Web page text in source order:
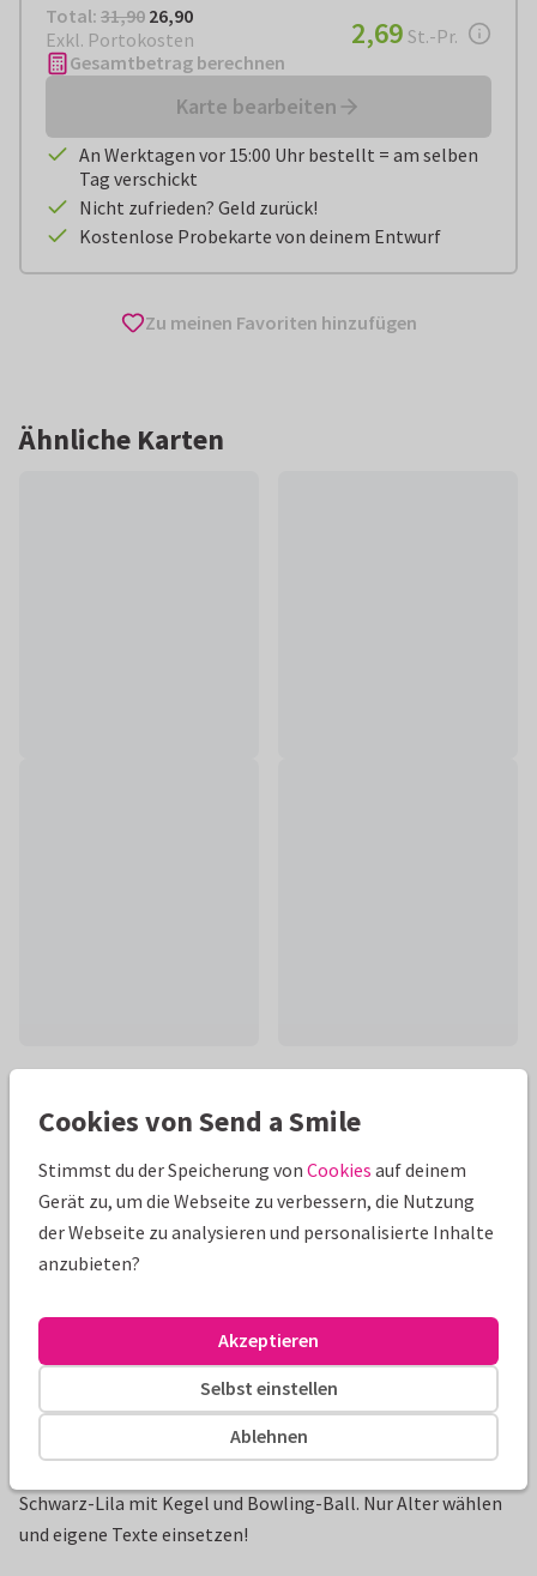
Total: € 26,90
Total: 31,90 26,90
Exkl. Portokosten
€ 2,69pro Stück
2,69 St.-Pr.
Gesamtbetrag berechnen
Karte bearbeiten
An Werktagen vor 15:00 Uhr bestellt = am selben
Tag verschickt
Nicht zufrieden? Geld zurück!
Kostenlose Probekarte von deinem Entwurf
Zu meinen Favoriten hinzufügen
Ähnliche Karten
Schöne Extras zu deiner Karte
Produktinformation
Schwarz-Lila mit Kegel und Bowling-Ball. Nur Alter wählen
und eigene Texte einsetzen!
Cookies von Send a Smile
Stimmst du der Speicherung von Cookies auf deinem
Gerät zu, um die Webseite zu verbessern, die Nutzung
der Webseite zu analysieren und personalisierte Inhalte
anzubieten?
Ablehnen
Selbst einstellen
Akzeptieren